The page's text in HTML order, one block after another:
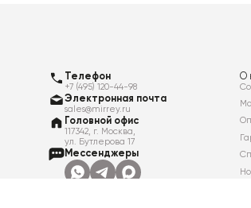
Телефон
+7 (495) 120-44-98
Электронная почта
sales@mirrey.ru
Головной офис
117342, г. Москва,
ул. Бутлерова 17
Мессенджеры
О